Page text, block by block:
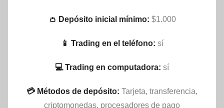
👛 Depósito inicial mínimo: $1.000
📱 Trading en el teléfono: sí
💻 Trading en computadora: sí
💳 Métodos de depósito: Tarjeta, transferencia,
criptomonedas, procesadores de pago